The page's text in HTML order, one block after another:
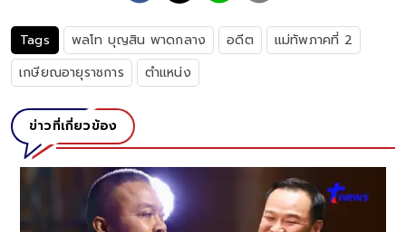
Tags พลโท บุญสิน พาดกลาง อดีต
แม่ทัพภาคที่ 2
เกษียณอายุราชการ
ตำแหน่ง
ข่าวที่เกี่ยวข้อง